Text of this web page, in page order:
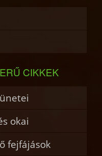
CIKKEK
okai
fejfájások